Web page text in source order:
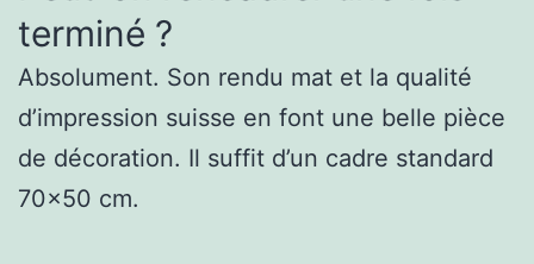
terminé ?
Absolument. Son rendu mat et la qualité
d’impression suisse en font une belle pièce
de décoration. Il suffit d’un cadre standard
70×50 cm.